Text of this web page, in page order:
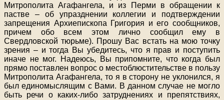
Митрополита Агафангела, и из Перми в обращении к
пастве – об упразднении коллегии и подтверждении
запрещения Архиепископа Григория и его сообщников,
причем обо всем этом лично сообщил ему в
Свердловской тюрьме). Прошу Вас встать на мою точку
зрения – и тогда Вы убедитесь, что я прав и поступить
иначе не мог. Надеюсь, Вы припомните, что когда был
прямо поставлен вопрос о местоблюстительстве в пользу
Митрополита Агафангела, то я в сторону не уклонился, я
был единомыслящим с Вами. В данном случае не могло
быть речи о каких-либо затруднениях и препятствиях,